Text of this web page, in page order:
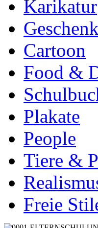
Karikatur
Cartoon
Food &
Plakate
People
Tiere &
Freie